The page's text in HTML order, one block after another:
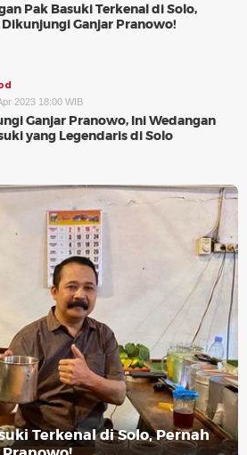
Pak Basuki Terkenal di Solo,
Dikunjungi Ganjar Pranowo!
2023 18:00 WIB
Ganjar Pranowo, Ini Wedangan
yang Legendaris di Solo
Terkenal di Solo, Pernah